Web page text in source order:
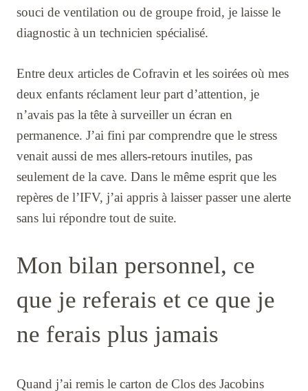
souci de ventilation ou de groupe froid, je laisse le
diagnostic à un technicien spécialisé.
Entre deux articles de Cofravin et les soirées où mes
deux enfants réclament leur part d’attention, je
n’avais pas la tête à surveiller un écran en
permanence. J’ai fini par comprendre que le stress
venait aussi de mes allers-retours inutiles, pas
seulement de la cave. Dans le même esprit que les
repères de l’IFV, j’ai appris à laisser passer une alerte
sans lui répondre tout de suite.
Mon bilan personnel, ce
que je referais et ce que je
ne ferais plus jamais
Quand j’ai remis le carton de Clos des Jacobins